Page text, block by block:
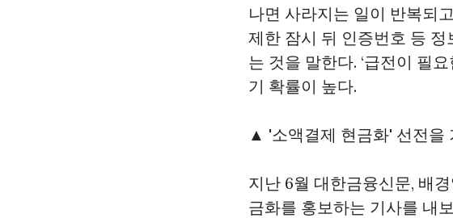
나면 사라지는 일이 반복되
제한 잠시 뒤 인증번호 등
는 것을 말한다. ‘급전이 필
기 확률이 높다.
▲ '소액결제 현금화' 선전을
지난 6월 대한금융신문, 배
금화를 홍보하는 기사를 내